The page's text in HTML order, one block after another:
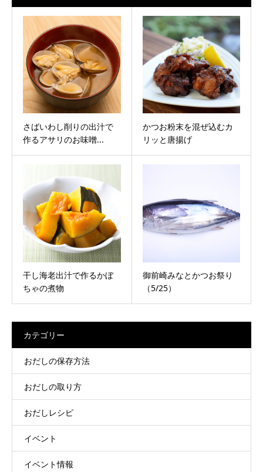
さばいわし削りの出汁で
作るアサリのお味噌...
かつお粉末を混ぜ込むカ
リッと唐揚げ
干し海老出汁で作るかぼ
ちゃの煮物
御前崎みなとかつお祭り
（5/25）
カテゴリー
おだしの保存方法
おだしの取り方
おだしレシピ
イベント
イベント情報